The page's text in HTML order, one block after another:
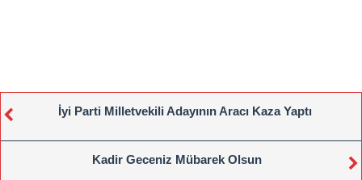
İyi Parti Milletvekili Adayının Aracı Kaza Yaptı
Kadir Geceniz Mübarek Olsun